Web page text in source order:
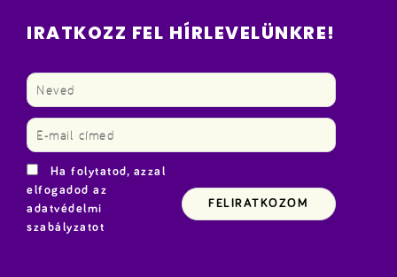
IRATKOZZ FEL HÍRLEVELÜNKRE!
Ha folytatod, azzal
elfogadod az
adatvédelmi
szabályzatot